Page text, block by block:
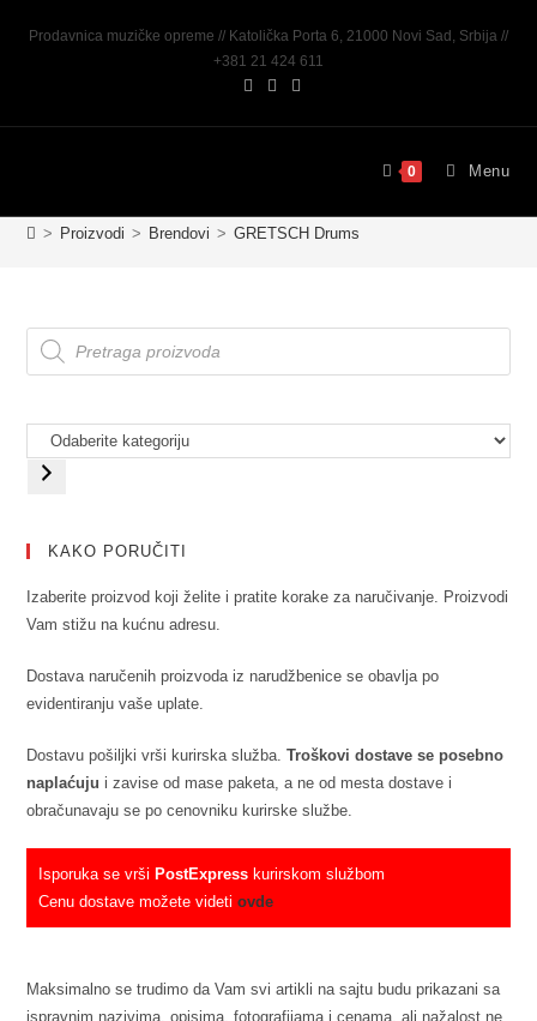
Prodavnica muzičke opreme // Katolička Porta 6, 21000 Novi Sad, Srbija //
+381 21 424 611
0 Menu
> Proizvodi > Brendovi > GRETSCH Drums
KAKO PORUČITI
Izaberite proizvod koji želite i pratite korake za naručivanje. Proizvodi
Vam stižu na kućnu adresu.
Dostava naručenih proizvoda iz narudžbenice se obavlja po
evidentiranju vaše uplate.
Dostavu pošiljki vrši kurirska služba.Troškovi dostave se posebno
naplaćuju i zavise od mase paketa, a ne od mesta dostave i
obračunavaju se po cenovniku kurirske službe.
Isporuka se vrši PostExpress kurirskom službom
Cenu dostave možete videtiovde
Maksimalno se trudimo da Vam svi artikli na sajtu budu prikazani sa
ispravnim nazivima, opisima, fotografijama i cenama, ali nažalost ne